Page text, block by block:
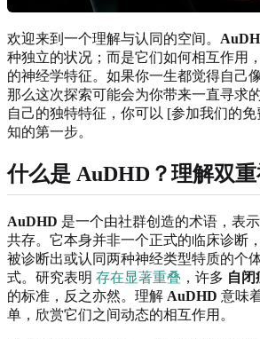
欢迎来到一个理解与认同的空间。
种独立的状况；而是它们如何相互作用
的神经学特征。如果你一生都觉得自己
那么这次探索可能会为你带来一直寻求
自己的独特特征，你可以 [参加我们的
知的第一步。
什么是 AuDHD？理解双
AuDHD 是一个由社群创造的术语，表示
共存。它本身并非一个正式的临床诊断
被诊断出或认同两种神经类型特质的个
式。研究表明 存在显著重叠 ，许多 自闭
的标准，反之亦然。理解 AuDHD 意味
单，欣赏它们之间动态的相互作用。